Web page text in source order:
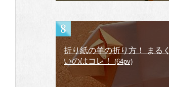
折り紙の羊の折り方！ まる
いのはコレ！
(64pv)